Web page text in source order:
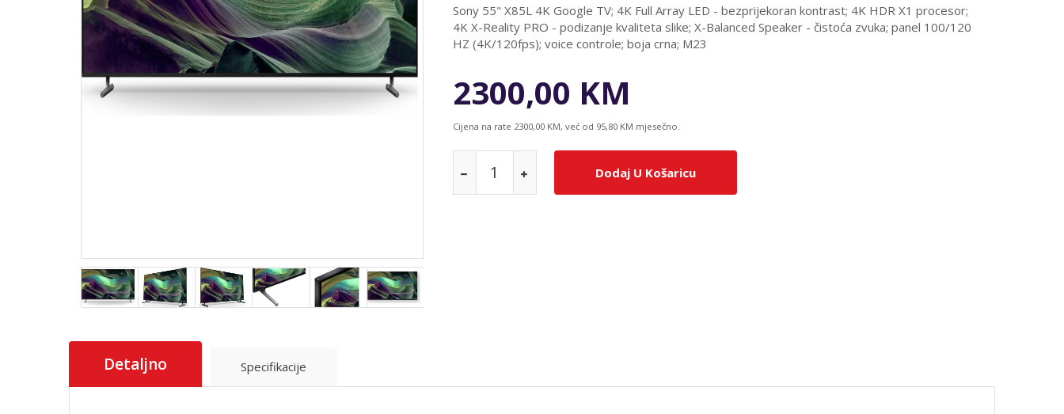
Sony 55" X85L 4K Google TV; 4K Full Array LED - bezprijekoran kontrast; 4K HDR X1 procesor;
4K X-Reality PRO - podizanje kvaliteta slike; X-Balanced Speaker - čistoća zvuka; panel 100/120
HZ (4K/120fps); voice controle; boja crna; M23
2300,00 KM
Cijena na rate 2300,00 KM, već od 95,80 KM mjesečno.
Dodaj U Košaricu
Detaljno Specifikacije